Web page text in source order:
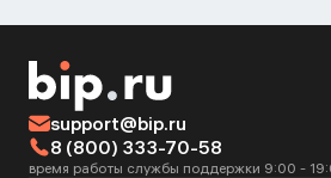
support@bip.ru
8 (800) 333-70-58
время работы службы поддержки 9:00 -